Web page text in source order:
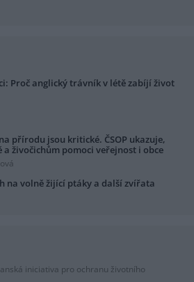
Proč anglický trávník v létě zabíjí život
přírodu jsou kritické. ČSOP ukazuje,
a živočichům pomoci veřejnost i obce
na volně žijící ptáky a další zvířata
iniciativa pro ochranu životního